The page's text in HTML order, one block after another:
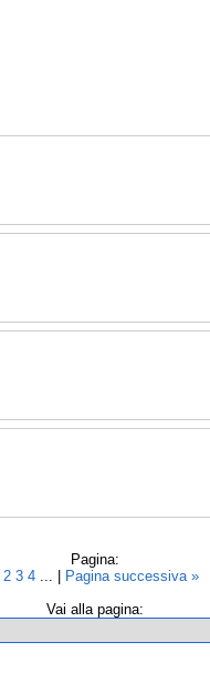
Pagina:
2 3 4 ... |
Pagina successiva »
Vai alla pagina: